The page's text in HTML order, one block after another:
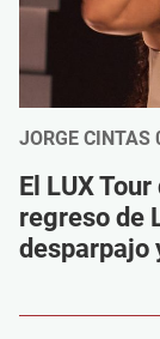
JORGE CINTAS
El LUX
regreso de
desparpajo